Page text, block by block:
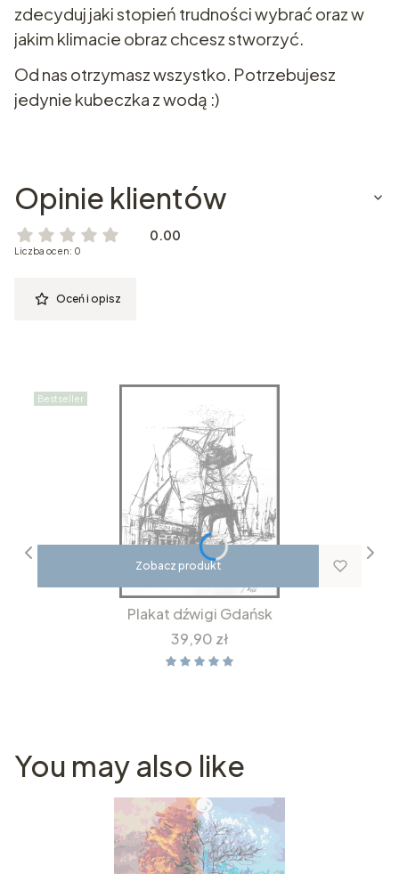
zdecyduj jaki stopień trudności wybrać oraz w
jakim klimacie obraz chcesz stworzyć.
Od nas otrzymasz wszystko. Potrzebujesz
jedynie kubeczka z wodą :)
Opinie klientów
0.00
Liczba ocen: 0
Oceń i opisz
Bestseller
Zobacz produkt
Plakat dźwigi Gdańsk
Cena
39,90 zł
You may also like